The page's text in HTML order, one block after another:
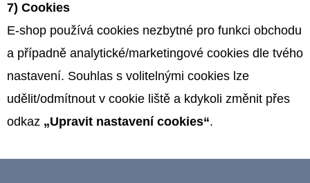
7) Cookies
E-shop používá cookies nezbytné pro funkci obchodu
a případně analytické/marketingové cookies dle tvého
nastavení. Souhlas s volitelnými cookies lze
udělit/odmítnout v cookie liště a kdykoli změnit přes
odkaz „Upravit nastavení cookies“.